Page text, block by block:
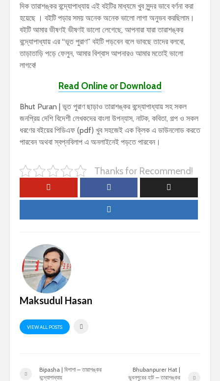
দিক তারাশঙ্কর বন্দ্যোপাধ্যায় এই বইটির মাধ্যমে খুব সুন্দর ভাবে বর্ণনা করা
হয়েছে । বইটি পড়ার সময় অনেক অনেক ভালো লাগা অনুভব করছিলাম।
বইটি আমার ভীষণই ভীষণই ভালো লেগেছে, আপনারা যারা তারাশঙ্কর
বন্দ্যোপাধ্যায় এর “ভূত পুরাণ” বইটি পড়বেন বলে ভাবছে তাদের বলবো,
তাড়াতাড়ি পড়ে ফেলুন, আমার বিশ্বাস আপনারও আমার মতোই ভালো
লাগবে!
Read Online or Download
Bhut Puran | ভূত পুরাণ ছাড়াও তারাশঙ্কর বন্দ্যোপাধ্যায় সহ সকল
জনপ্রিয় দেশি বিদেশী লেখকদের বাংলা উপন্যাস, নাটক, কবিতা, গল্প ও সকল
ধরণের বইয়ের পিডিএফ (pdf) খুব সহজেই এক ক্লিক এ ডাউনলোড করতে
পারবেন অথবা স্বপ্নবিলাপ এ অনলাইনেই পড়তে পারবেন।
Thanks for Recommend!
Maksudul Hasan
VIEW ALL POSTS
Bipasha | বিপাশা – তারাশঙ্কর
বন্দ্যোপাধ্যায়
Bhubanpurer Hat |
ভুবনপুরের হাট – তারাশঙ্কর